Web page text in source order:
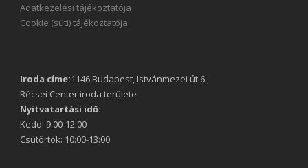
Adatkezelési tájékoztatója
Cookie (süti) tájékoztatója
Iroda címe:1146 Budapest, Istvánmezei út 6.,
Récsei Center iroda területe
Nyitvatartási idő:
Kedd: 9:00-12:00
Csütörtök: 10:00-13:00